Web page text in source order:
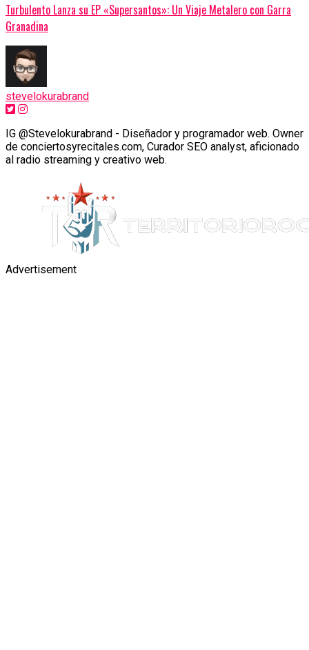
Turbulento Lanza su EP «Supersantos»: Un Viaje Metalero con Garra
Granadina
stevelokurabrand
IG @Stevelokurabrand - Diseñador y programador web. Owner
de conciertosyrecitales.com, Curador SEO analyst, aficionado
al radio streaming y creativo web.
Advertisement